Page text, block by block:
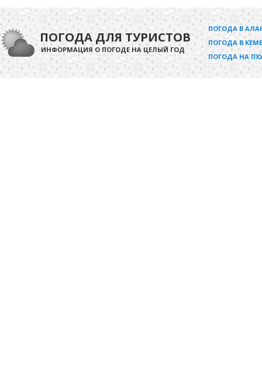
ПОГОДА ДЛЯ ТУРИСТОВ
ИНФОРМАЦИЯ О ПОГОДЕ НА ЦЕЛЫЙ ГОД
ПОГОДА В
ПОГОДА В
ПОГОДА НА